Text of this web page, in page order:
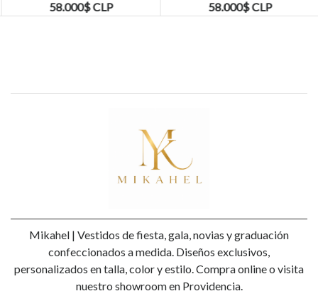
TALLAS PLUS KADRIHEL
58.000$ CLP
ENCAJE TALLAS PLUS
KADRIHEL
58.000$ CLP
Mikahel | Vestidos de fiesta, gala, novias y graduación
confeccionados a medida. Diseños exclusivos,
personalizados en talla, color y estilo. Compra online o visita
nuestro showroom en Providencia.